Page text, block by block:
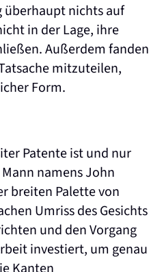
nichts auf
in der Lage, ihre
Außerdem fanden
mitzuteilen,
Form.
Patente ist und nur
namens John
breiten Palette von
Umriss des Gesichts
und den Vorgang
investiert, um genau